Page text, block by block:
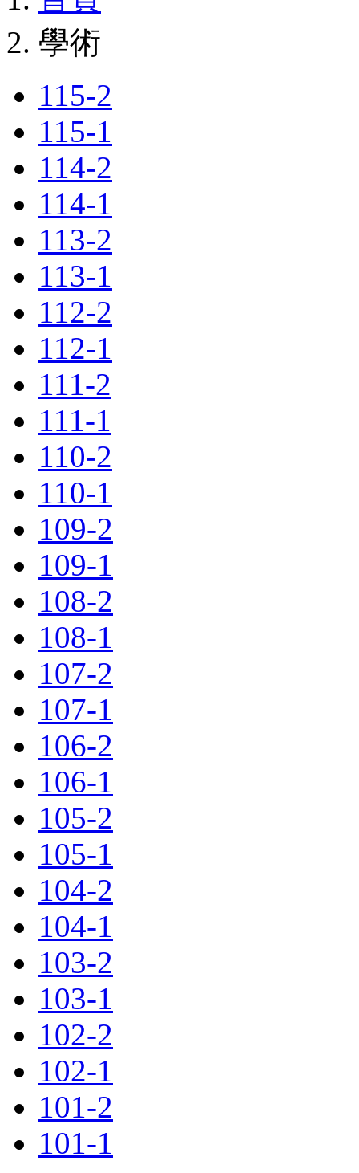
學術
115-2
115-1
114-2
114-1
113-2
113-1
112-2
112-1
111-2
111-1
110-2
110-1
109-2
109-1
108-2
108-1
107-2
107-1
106-2
106-1
105-2
105-1
104-2
104-1
103-2
103-1
102-2
102-1
101-2
101-1